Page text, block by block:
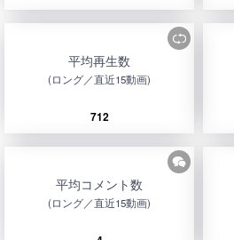
平均再生数
(ロング／直近15動画)
712
平均コメント数
(ロング／直近15動画)